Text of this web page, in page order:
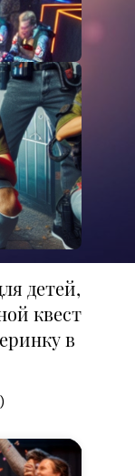
детей,
квест
в